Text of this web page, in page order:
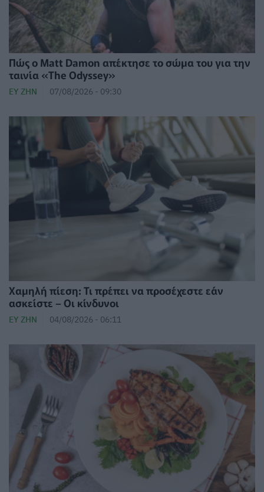
Πώς ο Matt Damon απέκτησε το σώμα του για την
ταινία «The Odyssey»
ΕΥ ΖΗΝ 07/08/2026 - 09:30
Χαμηλή πίεση: Τι πρέπει να προσέχεστε εάν
ασκείστε – Οι κίνδυνοι
ΕΥ ΖΗΝ 04/08/2026 - 06:11